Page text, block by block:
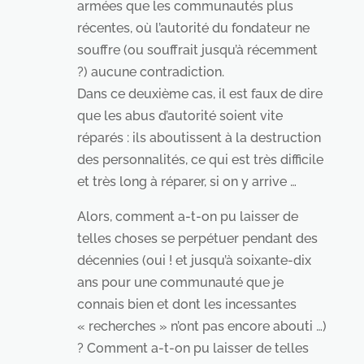
armées que les communautés plus
récentes, où l’autorité du fondateur ne
souffre (ou souffrait jusqu’à récemment
?) aucune contradiction.
Dans ce deuxième cas, il est faux de dire
que les abus d’autorité soient vite
réparés : ils aboutissent à la destruction
des personnalités, ce qui est très difficile
et très long à réparer, si on y arrive …
Alors, comment a-t-on pu laisser de
telles choses se perpétuer pendant des
décennies (oui ! et jusqu’à soixante-dix
ans pour une communauté que je
connais bien et dont les incessantes
« recherches » n’ont pas encore abouti …)
? Comment a-t-on pu laisser de telles